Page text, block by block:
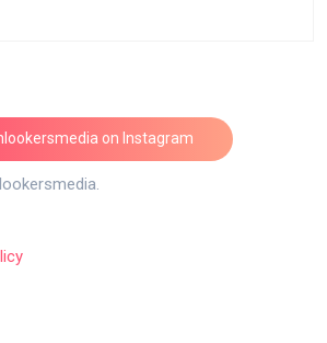
on Instagram
Follow on Instagram